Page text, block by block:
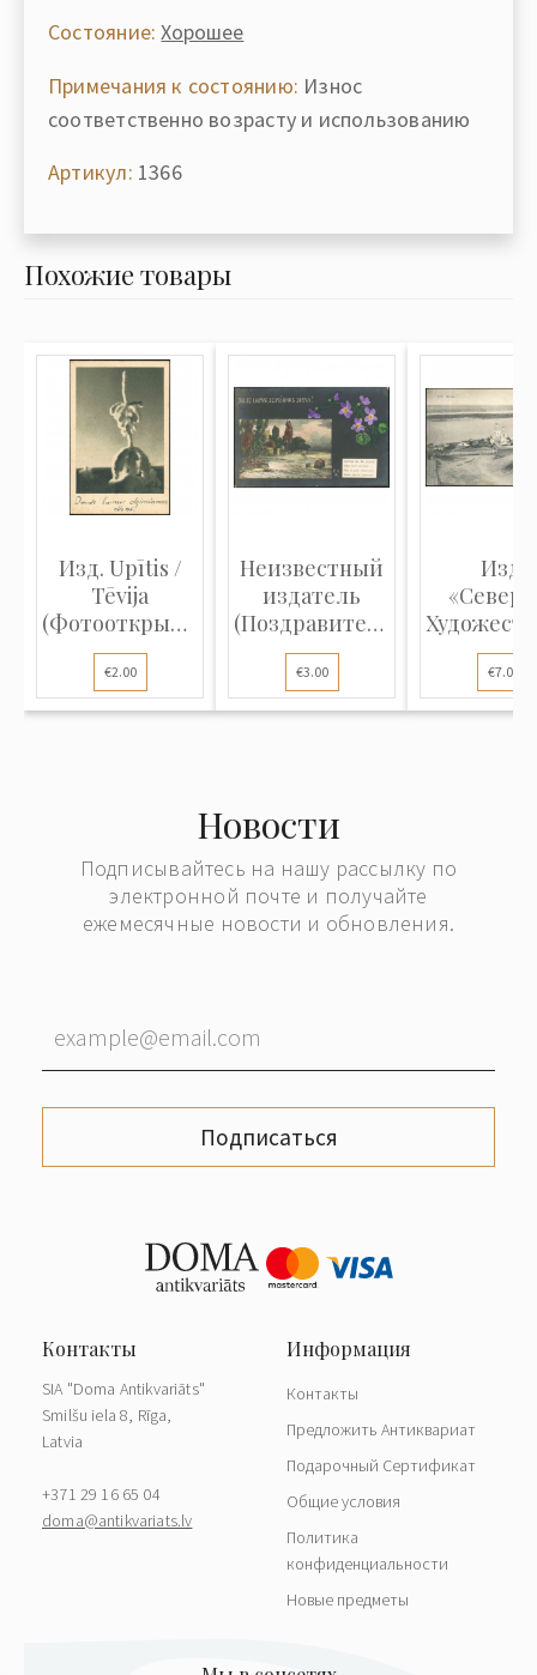
Состояние: Хорошее
Примечания к состоянию: Износ
соответственно возрасту и использованию
Артикул: 1366
Похожие товары
Изд. Upītis /
Tēvija
(Фотооткрытка):
Растение...
€2.00
Неизвестный
издатель
(Поздравительная
открытк...
€3.00
Изд.
(...
€7.00
Новости
Подписывайтесь на нашу рассылку по
электронной почте и получайте
ежемесячные новости и обновления.
Подписаться
SIA "Doma Antikvariāts"
Smilšu iela 8, Rīga,
Latvia
+371 29 16 65 04
doma@antikvariats.lv
Контакты
Предложить Антиквариат
Подарочный Сертификат
Общие условия
Политика
конфиденциальности
Новые предметы